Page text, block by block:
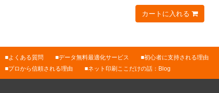
カートに入れる
よくある質問 データ無料最適化サービス
初心者に支持される理由
プロから信頼される理由
ネット印刷ここだけの話：Blog